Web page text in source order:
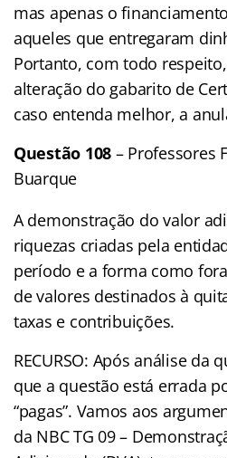
mas apenas o
aqueles que entregaram
Portanto, com todo
alteração do gabarito de
caso entenda melhor, a
Questão 108 – Professores
Buarque
A demonstração do valor
riquezas criadas pela
período e a forma como
de valores destinados à
taxas e contribuições.
RECURSO: Após análise da
que a questão está errada
“pagas”. Vamos aos
da NBC TG 09 –